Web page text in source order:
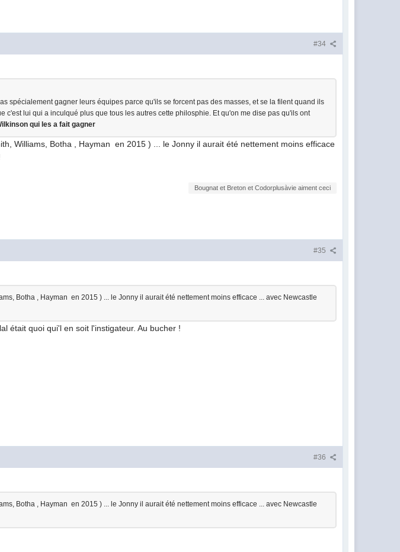
#34
spécialement gagner leurs équipes parce qu'ils se forcent pas des masses, et se la filent quand ils
lui qui a inculqué plus que tous les autres cette philosphie. Et qu'on me dise pas qu'ils ont
qui les a fait gagner
Williams, Botha , Hayman en 2015 ) ... le Jonny il aurait été nettement moins efficace
Bougnat et Breton et Codorplusàvie aiment ceci
#35
Botha , Hayman en 2015 ) ... le Jonny il aurait été nettement moins efficace ... avec Newcastle
était quoi qui'l en soit l'instigateur. Au bucher !
#36
Botha , Hayman en 2015 ) ... le Jonny il aurait été nettement moins efficace ... avec Newcastle